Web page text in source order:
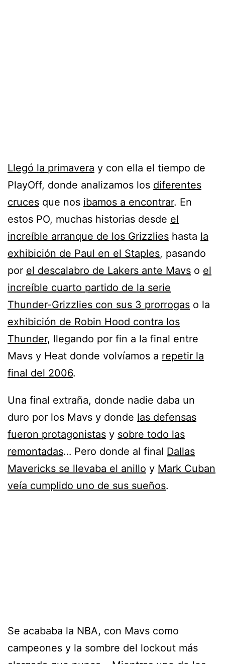
Llegó la primavera y con ella el tiempo de
PlayOff, donde analizamos los diferentes
cruces que nos ibamos a encontrar. En
estos PO, muchas historias desde el
increíble arranque de los Grizzlies hasta la
exhibición de Paul en el Staples, pasando
por el descalabro de Lakers ante Mavs o el
increíble cuarto partido de la serie
Thunder-Grizzlies con sus 3 prorrogas o la
exhibición de Robin Hood contra los
Thunder, llegando por fin a la final entre
Mavs y Heat donde volvíamos a repetir la
final del 2006.
Una final extraña, donde nadie daba un
duro por los Mavs y donde las defensas
fueron protagonistas y sobre todo las
remontadas… Pero donde al final Dallas
Mavericks se llevaba el anillo y Mark Cuban
veía cumplido uno de sus sueños.
Se acababa la NBA, con Mavs como
campeones y la sombre del lockout más